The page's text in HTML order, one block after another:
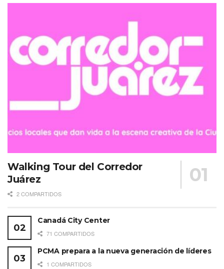
Hotel Boutique La Granjatiene los escenarios perfectos
para crear experiencias inolvidables. Con una exquisita
propician la sana convivencia, este bello hotel boutique
es uno de los preferidos por su céntrica ubicación y
estancia agradable. Tiene 14 habitaciones, jacuzzi,
alberca, restaurante y jardines, los cuales son usados
como locación para bodas.
Hotel Boutique La Granja
Actividades con un toque especial
menos una vez en la vida, es el baño de temazcal, esta
técnica ancestral ayuda a los viajeros a relajarse y si es el
caso, le permite sanar cualquier dolencia de su cuerpo y
espíritu.
Walking Tour del Corredor
Juárez
2 COMPARTIDOS
Canadá City Center
71 COMPARTIDOS
PCMA prepara a la nueva generación de líderes
1 COMPARTIDOS